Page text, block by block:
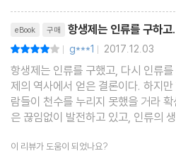
eBook 구매 항생제는 인류를 구하
| g***1 | 2017.12.03
항생제는 인류를 구했고, 다시 인류
제의 역사에서 얻은 결론이다. 하지만 항생제가 없었다면 수많은 사
람들이 천수를 누리지 못했을 거라 확신한다. 또한 과학
은 끊임없이 발전하고 있고, 인류의
고 있다는 것 역시 부인할 수 없는 사
았듯이 우리가 의학적 성과들을 무작
이 리뷰가 도움이 되었나요?